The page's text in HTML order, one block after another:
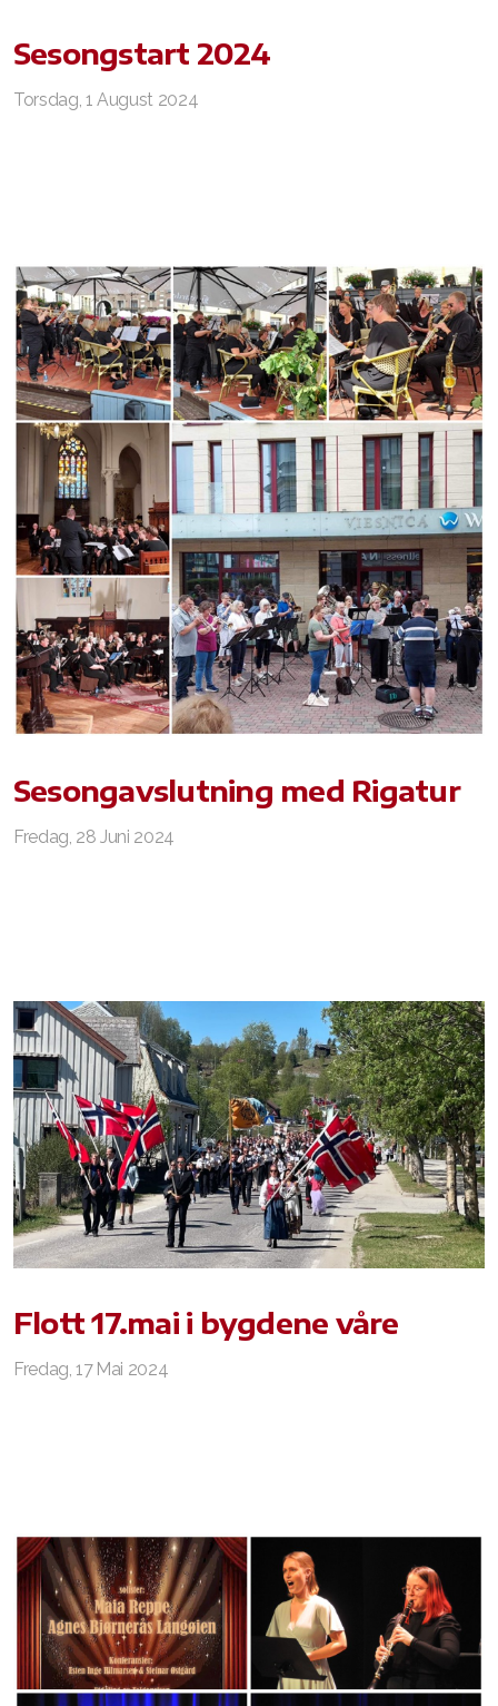
Sesongstart 2024
Torsdag, 1 August 2024
Sesongavslutning med Rigatur
Fredag, 28 Juni 2024
Flott 17.mai i bygdene våre
Fredag, 17 Mai 2024